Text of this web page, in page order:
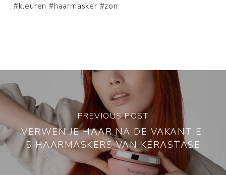
#kleuren #haarmasker #zon
PREVIOUS POST
VERWEN JE HAAR NA DE VAKANTIE:
5 HAARMASKERS VAN KÉRASTASE